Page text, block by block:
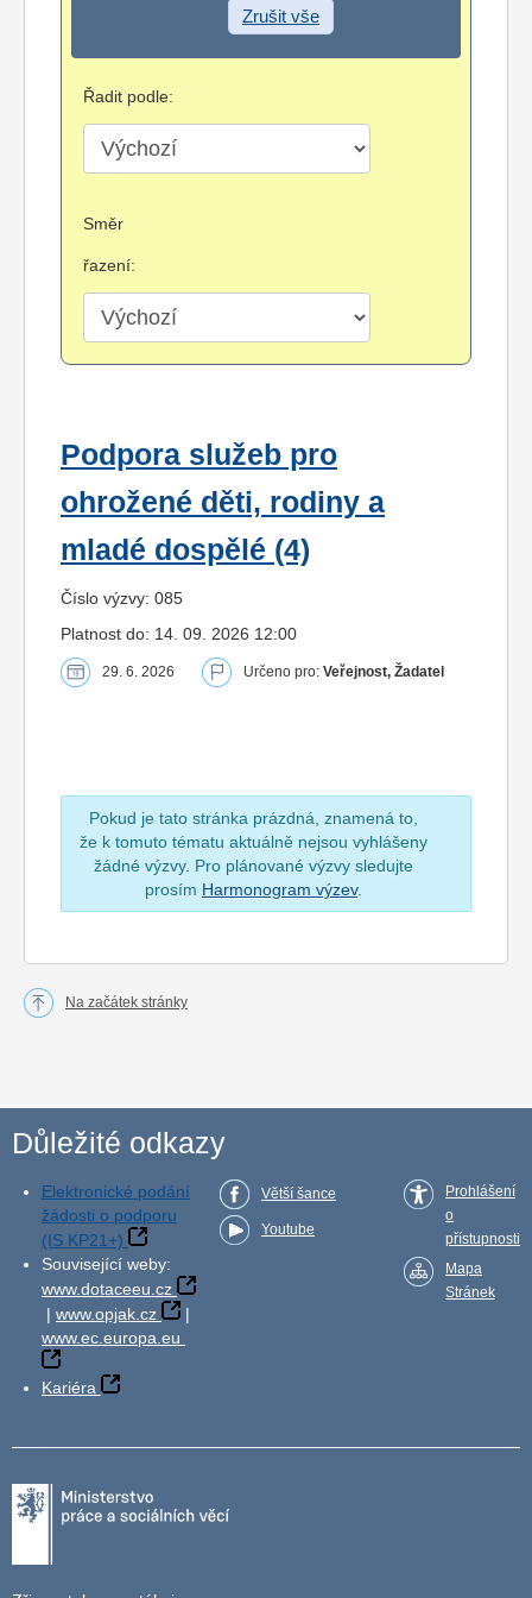
Zrušit vše
Řadit podle:
Směr
řazení:
Podpora služeb pro
ohrožené děti, rodiny a
mladé dospělé (4)
Číslo výzvy: 085
Platnost do: 14. 09. 2026 12:00
29. 6. 2026 Určeno pro: Veřejnost, Žadatel
Pokud je tato stránka prázdná, znamená to,
že k tomuto tématu aktuálně nejsou vyhlášeny
žádné výzvy. Pro plánované výzvy sledujte
prosím Harmonogram výzev.
Na začátek stránky
Důležité odkazy
Elektronické podání
žádosti o podporu
(IS KP21+)
Související weby:
www.dotaceeu.cz
| www.opjak.cz
|
www.ec.europa.eu
Kariéra
Větší šance
Youtube
Prohlášení
o
přístupnosti
Mapa
Stránek